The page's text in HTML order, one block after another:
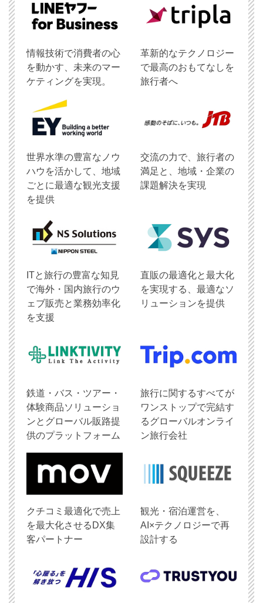
情報技術で消費者の心
を動かす、未来のマー
ケティングを実現。
革新的なテクノロジー
で最高のおもてなしを
旅行者へ
世界水準の豊富なノウ
ハウを活かして、地域
ごとに最適な観光支援
を提供
交流の力で、旅行者の
満足と、地域・企業の
課題解決を実現
ITと旅行の豊富な知見
で海外・国内旅行のウ
ェブ販売と業務効率化
を支援
直販の最適化と最大化
を実現する、最適なソ
リューションを提供
鉄道・バス・ツアー・
体験商品ソリューショ
ンとグローバル販路提
供のプラットフォーム
旅行に関するすべてが
ワンストップで完結す
るグローバルオンライ
ン旅行会社
クチコミ最適化で売上
を最大化させるDX集
客パートナー
観光・宿泊運営を、
AI×テクノロジーで再
設計する